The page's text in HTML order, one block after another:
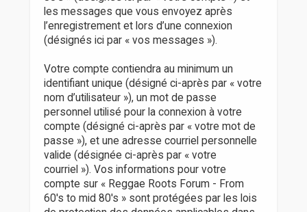
les messages que vous envoyez après
l’enregistrement et lors d’une connexion
(désignés ici par « vos messages »).
Votre compte contiendra au minimum un
identifiant unique (désigné ci-après par « votre
nom d’utilisateur »), un mot de passe
personnel utilisé pour la connexion à votre
compte (désigné ci-après par « votre mot de
passe »), et une adresse courriel personnelle
valide (désignée ci-après par « votre
courriel »). Vos informations pour votre
compte sur « Reggae Roots Forum - From
60's to mid 80's » sont protégées par les lois